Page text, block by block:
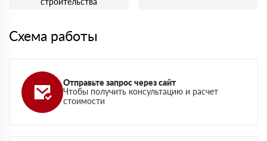
Схема работы
Отправьте запрос через сайт
Чтобы получить консультацию и расчет
стоимости